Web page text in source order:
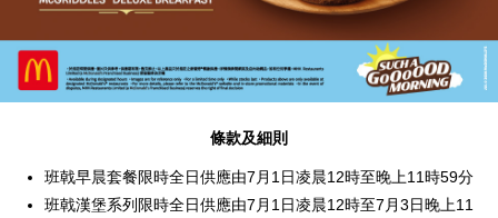
條款及細則
班戟早晨套餐限時全日供應由7月1日凌晨12時至晚上11時59分
班戟漢堡系列限時全日供應由7月1日凌晨12時至7月3日晚上11